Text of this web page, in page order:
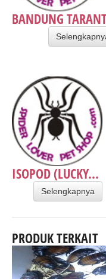
BANDUNG
ISOPOD (LUCKY...
Selengkapnya
PRODUK TERKAIT